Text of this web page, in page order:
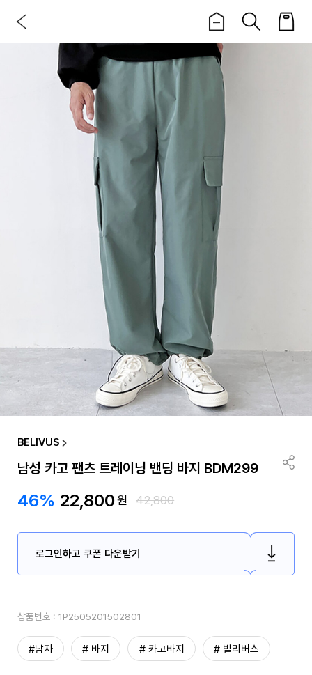
BELIVUS
남성 카고 팬츠 트레이닝 밴딩 바지 BDM299
46% 22,800원 42,800
로그인하고 쿠폰 다운받기
상품번호 : 1P2505201502801
#남자 # 바지 # 카고바지 # 빌리버스